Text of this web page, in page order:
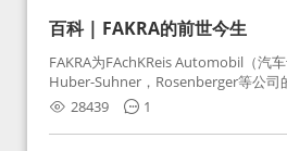
百科 | FAKRA的前世今生
FAKRA为FAchKReis Automobil（汽
Huber-Suhner，Rosenberger等公司
Huber-Suhner相关连接器业务及技术
Rosenberger）缩写。起初为BMW需
接，如今FAKRA已成为汽车行业通用
28439 1